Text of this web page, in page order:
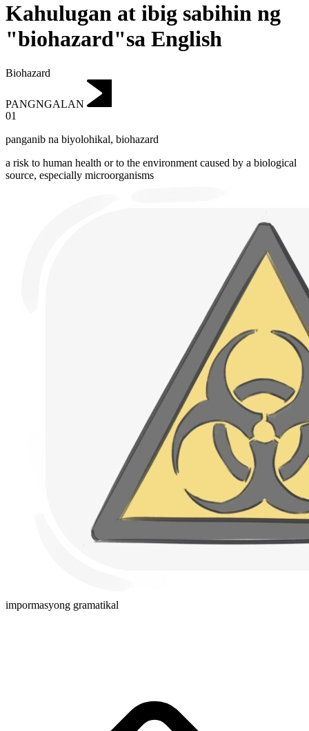
Kahulugan at ibig sabihin ng
"biohazard"sa English
Biohazard
PANGNGALAN
01
panganib na biyolohikal, biohazard
a risk to human health or to the environment caused by a biological
source, especially microorganisms
impormasyong gramatikal